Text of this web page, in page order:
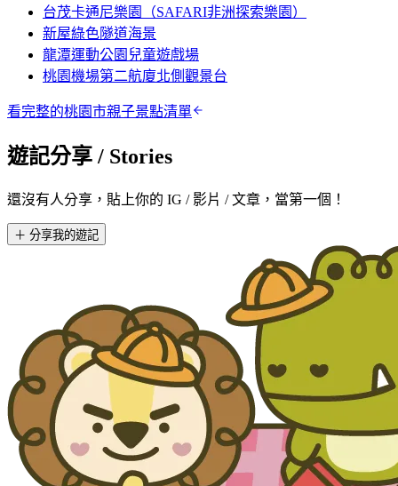
台茂卡通尼樂園（SAFARI非洲探索樂園）
新屋綠色隧道海景
龍潭運動公園兒童遊戲場
桃園機場第二航廈北側觀景台
看完整的桃園市親子景點清單
遊記分享 / Stories
還沒有人分享，貼上你的 IG / 影片 / 文章，當第一個！
＋ 分享我的遊記